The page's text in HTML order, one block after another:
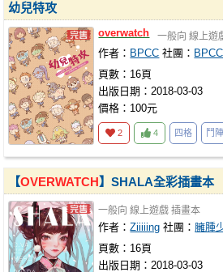
幼兒特攻
overwatch 一般向 線上遊
作者： BPCC 社團： BPCC
頁數：16頁
出版日期：2018-03-03
價格：100元
2 4 四格 鬥
【OVERWATCH】SHALA全彩插畫本
一般向 線上遊戲 插畫本
作者：Ziiiiing 社團：臃腫
頁數：16頁
出版日期：2018-03-03